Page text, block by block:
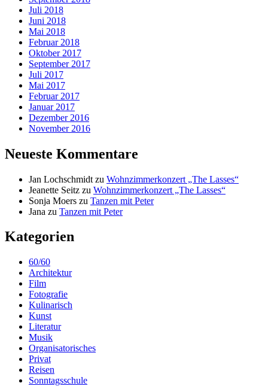
Juli 2018
Juni 2018
Mai 2018
Februar 2018
Oktober 2017
September 2017
Juli 2017
Mai 2017
Februar 2017
Januar 2017
Dezember 2016
November 2016
Neueste Kommentare
Jan Lochschmidt zu Wohnzimmerkonzert „The Lasses“
Jeanette Seitz zu Wohnzimmerkonzert „The Lasses“
Sonja Moers zu Tanzen mit Peter
Jana zu Tanzen mit Peter
Kategorien
60/60
Architektur
Film
Fotografie
Kulinarisch
Kunst
Literatur
Musik
Organisatorisches
Privat
Reisen
Sonntagsschule